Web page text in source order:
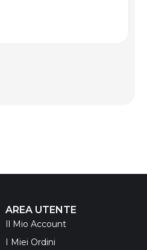
AREA UTENTE
Il Mio Account
I Miei Ordini